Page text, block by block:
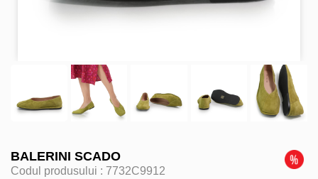
BALERINI SCADO
Codul produsului : 7732C9912